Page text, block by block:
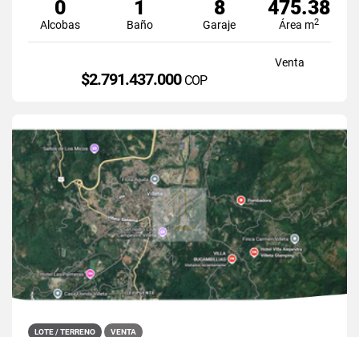
0
Alcobas
1
Baño
8
Garaje
475.38
Área m2
Venta
$2.791.437.000 COP
LOTE / TERRENO VENTA